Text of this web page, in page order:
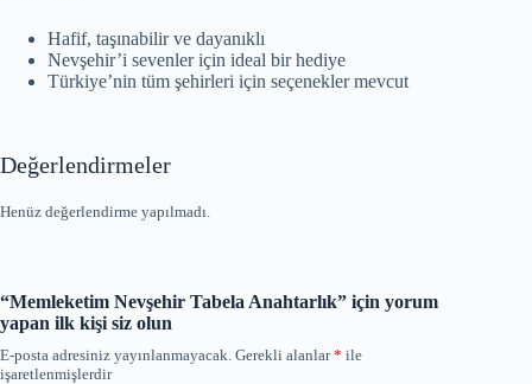
Hafif, taşınabilir ve dayanıklı
Nevşehir’i sevenler için ideal bir hediye
Türkiye’nin tüm şehirleri için seçenekler mevcut
Değerlendirmeler
Henüz değerlendirme yapılmadı.
“Memleketim Nevşehir Tabela Anahtarlık” için yorum
yapan ilk kişi siz olun
E-posta adresiniz yayınlanmayacak. Gerekli alanlar* ile
işaretlenmişlerdir